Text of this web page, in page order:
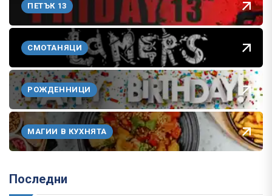
ПЕТЪК 13
СМОТАНЯЦИ
РОЖДЕННИЦИ
МАГИИ В КУХНЯТА
Последни